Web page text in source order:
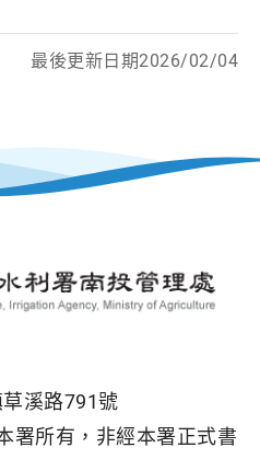
最後更新日期2026/02/04
溪路791號
署所有，非經本署正式書